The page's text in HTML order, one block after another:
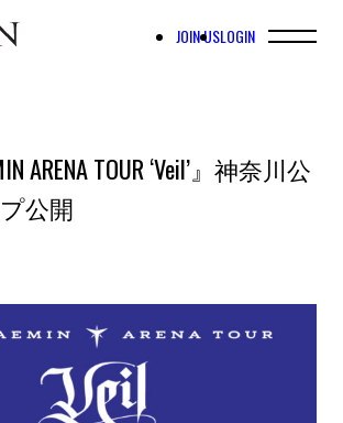
JOIN USLOGIN
ARENA TOUR ‘Veil’』神奈川公
公開